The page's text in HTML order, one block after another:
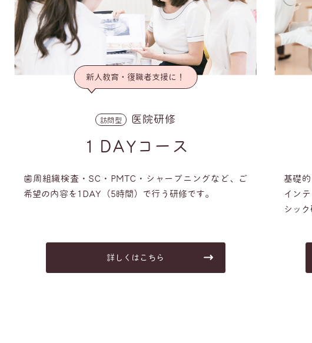
新人教育・復職者支援に！
訪問型 医院研修
１DAYコース
歯周組織検査・SC・PMTC・シャープニングなど、ご
希望の内容を1DAY（5時間）で行う研修です。
詳しくはこちら
基礎
イン
シック